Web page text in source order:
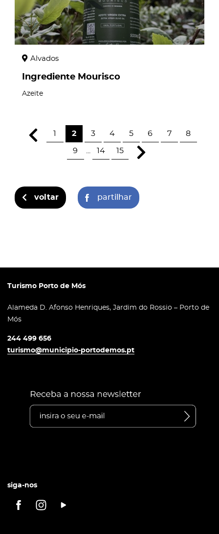
Alvados
Ingrediente Mourisco
Azeite
1 2 3 4 5 6 7 8
9 14 15
voltar partilhar
Turismo Porto de Mós
Alameda D. Afonso Henriques, Jardim do Rossio – Porto de
Mós
244 499 656
turismo@municipio-portodemos.pt
siga-nos